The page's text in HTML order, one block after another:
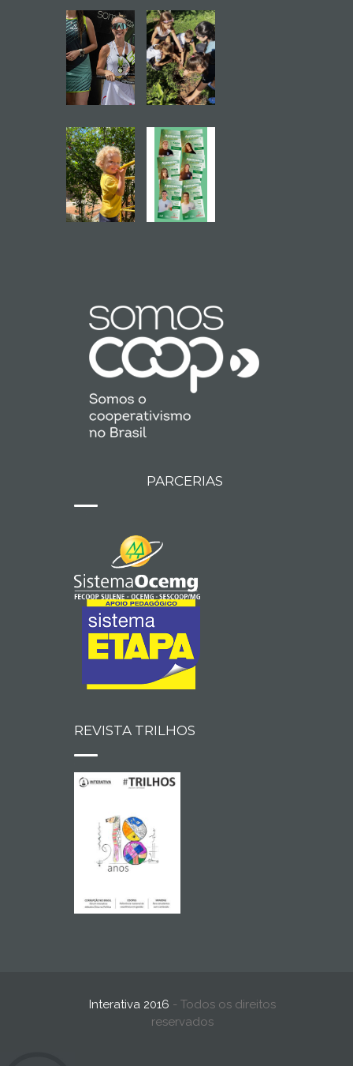
PARCERIAS
REVISTA TRILHOS
Interativa 2016 - Todos os direitos
reservados